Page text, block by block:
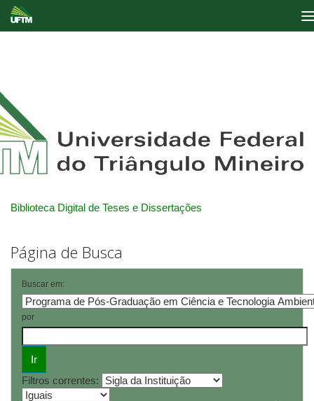
Biblioteca Digital de Teses e Dissertações
Página de Busca
Buscar em:
por
Filtros correntes: